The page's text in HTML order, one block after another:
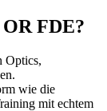
FDE?
Optics,
wie die
mit echtem